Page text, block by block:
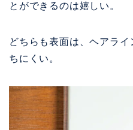
とができるのは嬉しい。
どちらも表面は、ヘアラ
ちにくい。